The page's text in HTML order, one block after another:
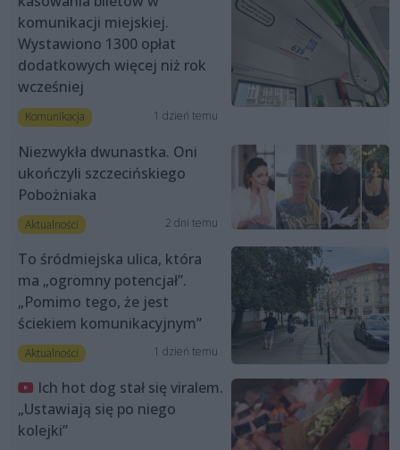
komunikacji miejskiej.
Wystawiono 1300 opłat
dodatkowych więcej niż rok
wcześniej
Komunikacja 1 dzień temu
Niezwykła dwunastka. Oni
ukończyli szczecińskiego
Pobożniaka
Aktualności 2 dni temu
To śródmiejska ulica, która
ma „ogromny potencjał”.
„Pomimo tego, że jest
ściekiem komunikacyjnym”
Aktualności 1 dzień temu
Ich hot dog stał się viralem.
„Ustawiają się po niego
kolejki”